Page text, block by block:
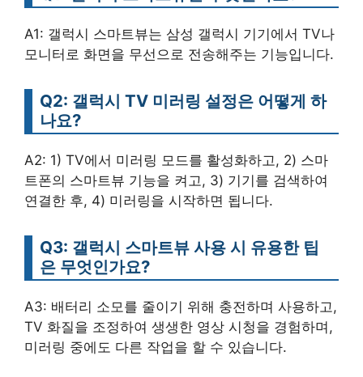
A1: 갤럭시 스마트뷰는 삼성 갤럭시 기기에서 TV나
모니터로 화면을 무선으로 전송해주는 기능입니다.
Q2: 갤럭시 TV 미러링 설정은 어떻게 하
나요?
A2: 1) TV에서 미러링 모드를 활성화하고, 2) 스마
트폰의 스마트뷰 기능을 켜고, 3) 기기를 검색하여
연결한 후, 4) 미러링을 시작하면 됩니다.
Q3: 갤럭시 스마트뷰 사용 시 유용한 팁
은 무엇인가요?
A3: 배터리 소모를 줄이기 위해 충전하며 사용하고,
TV 화질을 조정하여 생생한 영상 시청을 경험하며,
미러링 중에도 다른 작업을 할 수 있습니다.